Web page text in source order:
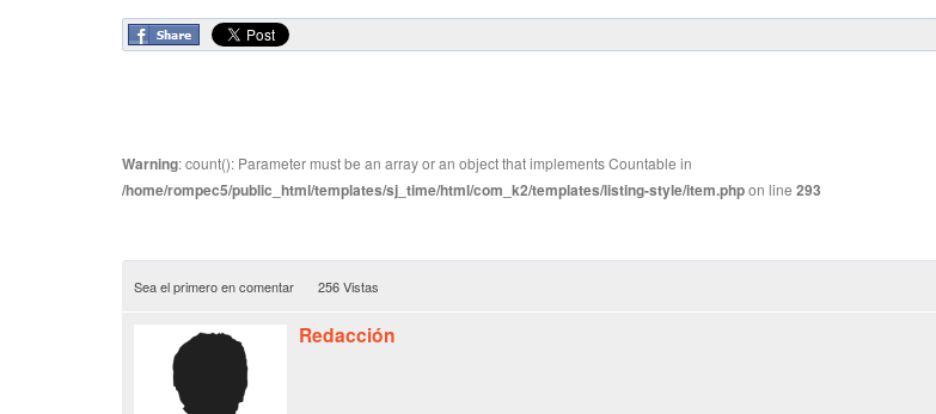
Warning: count(): Parameter must be an array or an object that implements Countable in
/home/rompec5/public_html/templates/sj_time/html/com_k2/templates/listing-style/item.phpon line 293
Sea el primero en comentar 256 Vistas
Redacción